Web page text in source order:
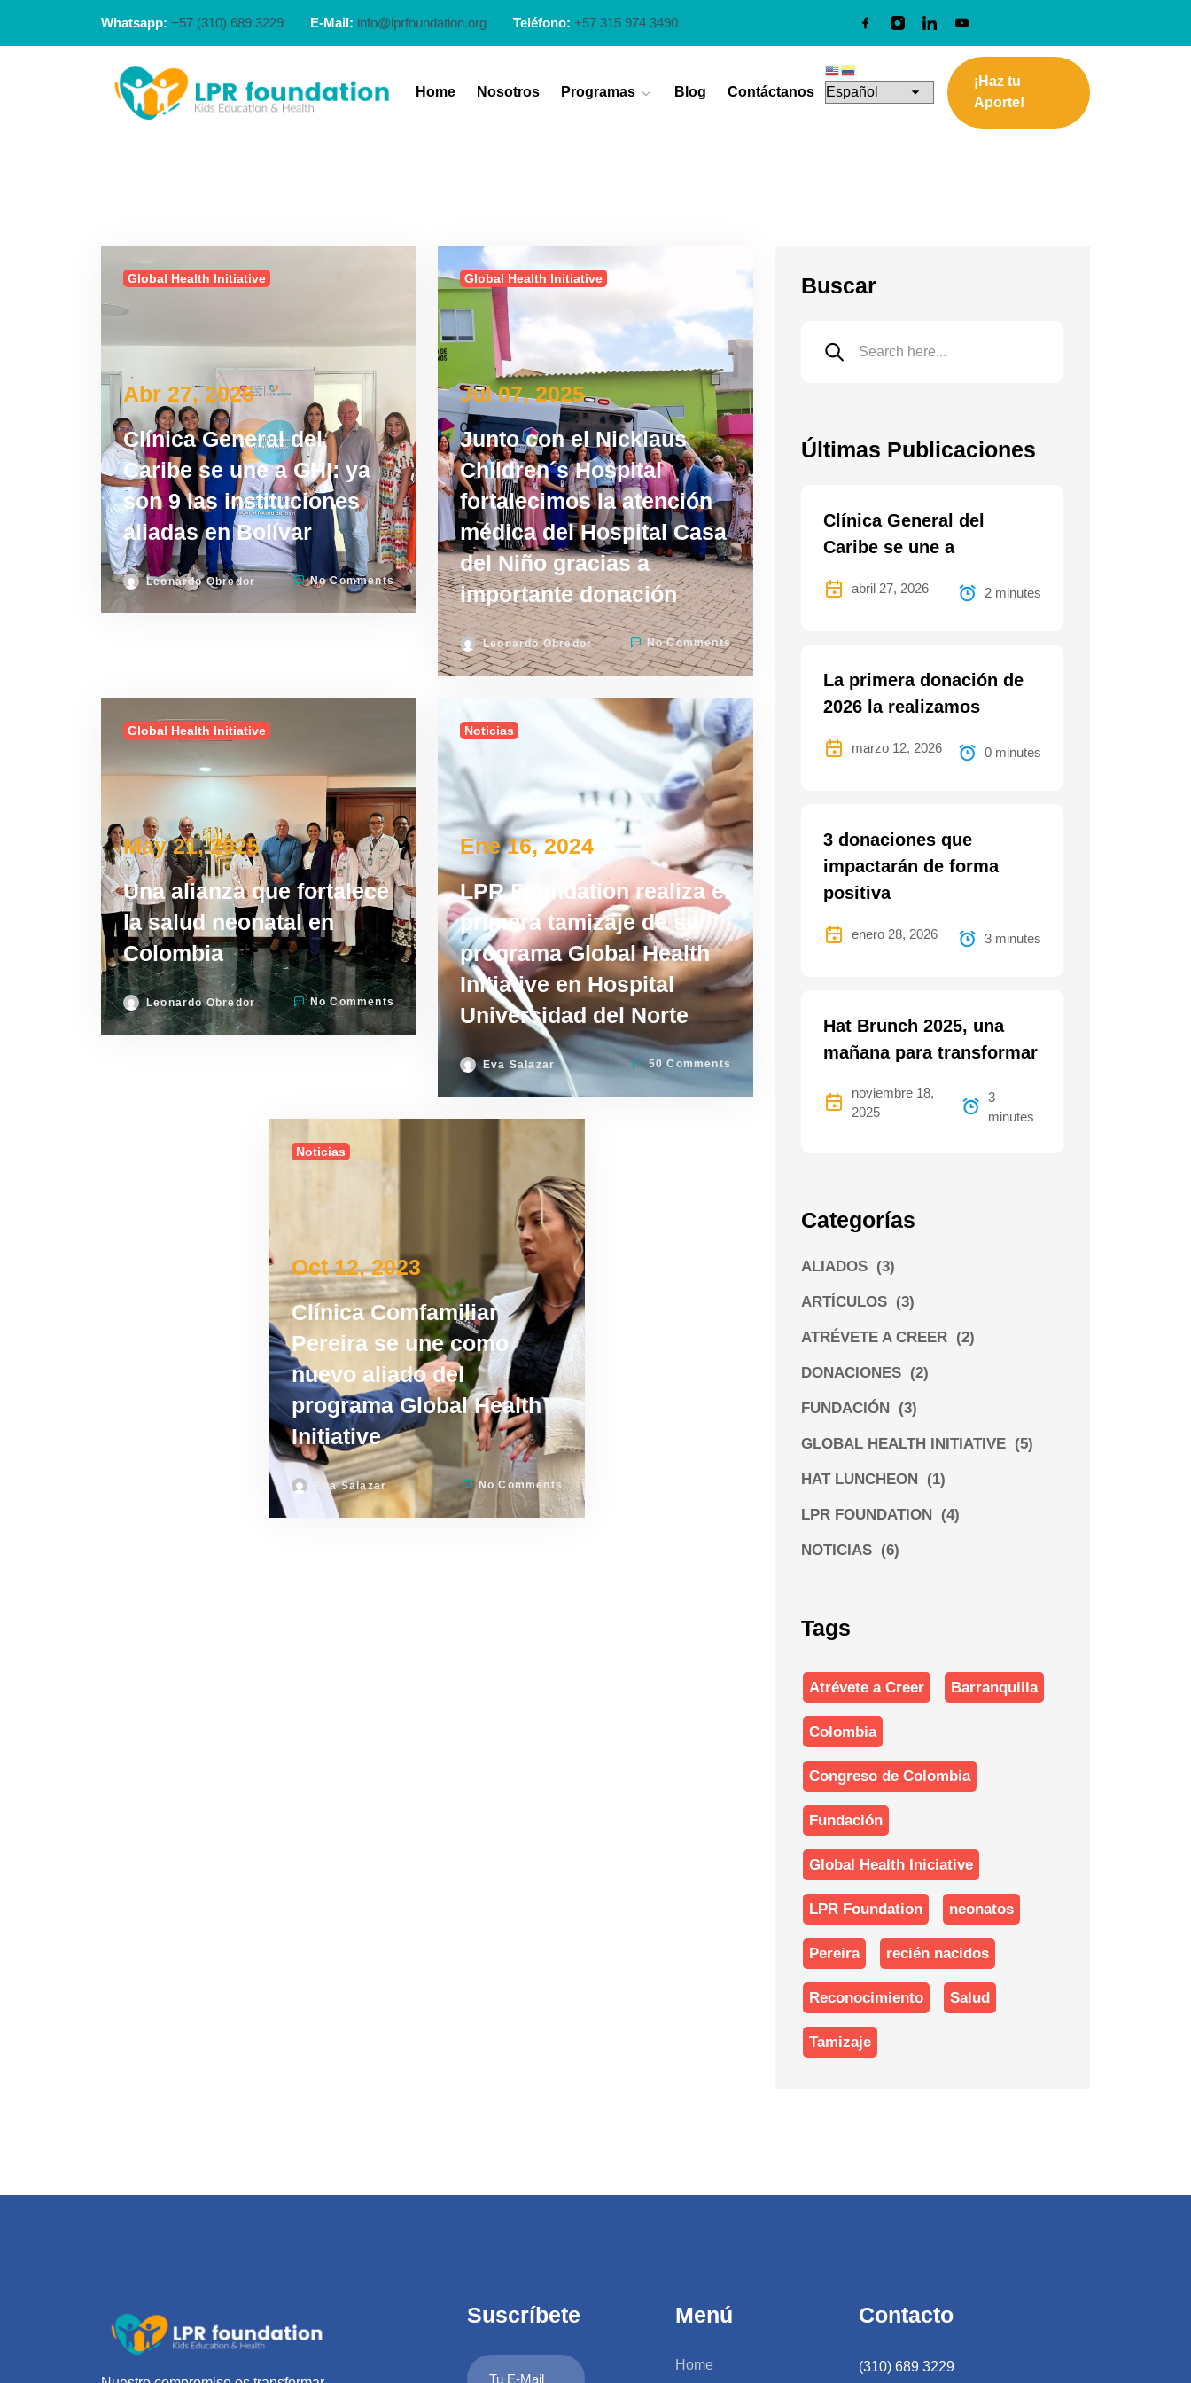
Whatsapp: +57 (310) 689 3229 E-Mail: info@lprfoundation.org Teléfono: +57 315 974 3490
Home Nosotros Programas Blog Contáctanos
¡Haz tu
Aporte!
Global Health Initiative
Abr 27, 2026
Clínica General del
Caribe se une a GHI: ya
son 9 las instituciones
aliadas en Bolívar
Leonardo Obredor No Comments
Global Health Initiative
Jul 07, 2025
Junto con el Nicklaus
Children´s Hospital
fortalecimos la atención
médica del Hospital Casa
del Niño gracias a
importante donación
Leonardo Obredor No Comments
Global Health Initiative
May 21, 2025
Una alianza que fortalece
la salud neonatal en
Colombia
Leonardo Obredor No Comments
Noticias
Ene 16, 2024
LPR Foundation realiza el
primera tamizaje de su
programa Global Health
Initiative en Hospital
Universidad del Norte
Eva Salazar 50 Comments
Noticias
Oct 12, 2023
Clínica Comfamiliar
Pereira se une como
nuevo aliado del
programa Global Health
Initiative
Eva Salazar No Comments
Buscar
Últimas Publicaciones
Clínica General del
Caribe se une a
abril 27, 2026 2 minutes
La primera donación de
2026 la realizamos
marzo 12, 2026 0 minutes
3 donaciones que
impactarán de forma
positiva
enero 28, 2026 3 minutes
Hat Brunch 2025, una
mañana para transformar
noviembre 18,
2025
3
minutes
Categorías
ALIADOS (3)
ARTÍCULOS (3)
ATRÉVETE A CREER (2)
DONACIONES (2)
FUNDACIÓN (3)
GLOBAL HEALTH INITIATIVE (5)
HAT LUNCHEON (1)
LPR FOUNDATION (4)
NOTICIAS (6)
Tags
Atrévete a Creer Barranquilla
Colombia
Congreso de Colombia
Fundación
Global Health Iniciative
LPR Foundation neonatos
Pereira recién nacidos
Reconocimiento Salud
Tamizaje
Suscríbete Menú
Home
Contacto
(310) 689 3229